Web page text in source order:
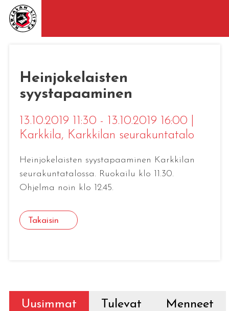
Heinjokelaisten
syystapaaminen
13.10.2019 11:30 - 13.10.2019 16:00
Karkkila, Karkkilan seurakuntatalo
Heinjokelaisten syystapaaminen Karkkilan
seurakuntatalossa. Ruokailu klo 11.30.
Ohjelma noin klo 12.45.
Takaisin
Uusimmat Tulevat Menneet